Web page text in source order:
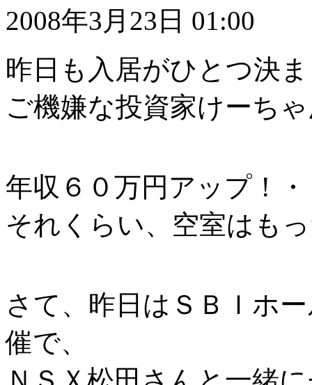
2008年3月23日 01:00
昨日も入居がひとつ決
ご機嫌な投資家けーち
年収６０万円アップ！
それくらい、空室はも
さて、昨日はＳＢＩホ
催で、